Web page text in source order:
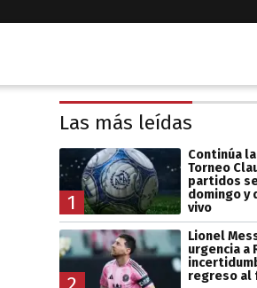
Las más leídas
1
Continúa
Torneo
partidos
domingo y
vivo
Lionel
urgencia a
regreso al